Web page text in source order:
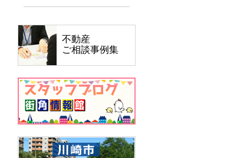
不動産
ご相談事例集